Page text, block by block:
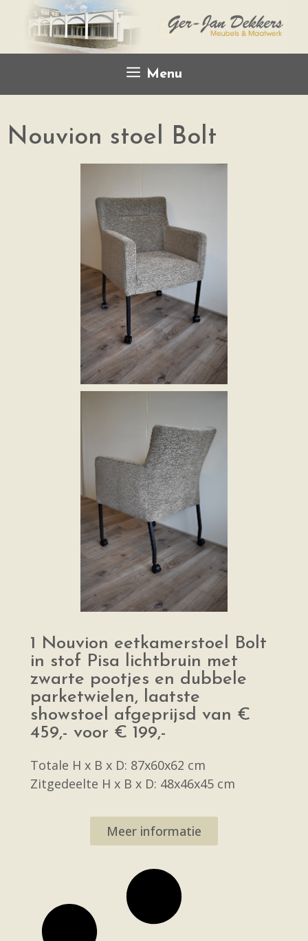
Menu
Nouvion stoel Bolt
1 Nouvion eetkamerstoel Bolt
in stof Pisa lichtbruin met
zwarte pootjes en dubbele
parketwielen, laatste
showstoel afgeprijsd van €
459,- voor € 199,-
Totale H x B x D: 87x60x62 cm
Zitgedeelte H x B x D: 48x46x45 cm
Meer informatie